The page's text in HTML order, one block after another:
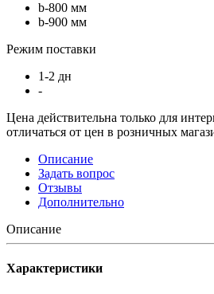
b-800 мм
b-900 мм
Режим поставки
1-2 дн
-
Цена действительна только для
отличаться от цен в розничных
Описание
Задать вопрос
Отзывы
Дополнительно
Описание
Характеристики